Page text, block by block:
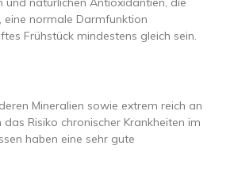
eine normale Darmfunktion
Frühstück mindestens gleich sein.
Mineralien sowie extrem reich an
Risiko chronischer Krankheiten im
haben eine sehr gute